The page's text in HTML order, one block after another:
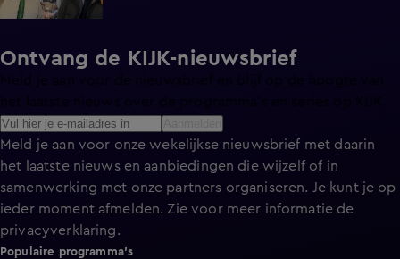
Ontvang de KIJK-nieuwsbrief
Meld je aan voor onze wekelijkse nieuwsbrief met daarin
het laatste nieuws en aanbiedingen die wijzelf of in
samenwerking met onze partners organiseren. Je kunt je op
ieder moment afmelden. Zie voor meer informatie de
privacyverklaring.
Populaire programma's